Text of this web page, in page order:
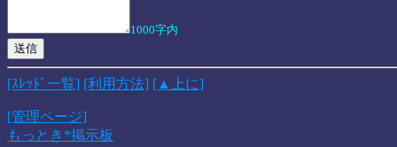
1000字内
[ｽﾚｯﾄﾞ一覧] [利用方法] [▲上に]
[管理ページ]
もっとき*掲示板